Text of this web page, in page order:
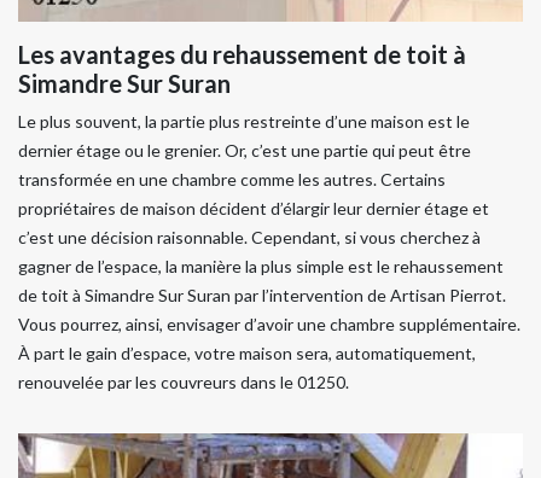
Les avantages du rehaussement de toit à
Simandre Sur Suran
Le plus souvent, la partie plus restreinte d’une maison est le
dernier étage ou le grenier. Or, c’est une partie qui peut être
transformée en une chambre comme les autres. Certains
propriétaires de maison décident d’élargir leur dernier étage et
c’est une décision raisonnable. Cependant, si vous cherchez à
gagner de l’espace, la manière la plus simple est le rehaussement
de toit à Simandre Sur Suran par l’intervention de Artisan Pierrot.
Vous pourrez, ainsi, envisager d’avoir une chambre supplémentaire.
À part le gain d’espace, votre maison sera, automatiquement,
renouvelée par les couvreurs dans le 01250.